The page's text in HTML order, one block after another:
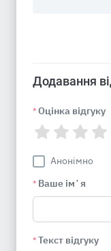
Додавання
* Оцінка відгуку
Анонімно
* Ваше імʼя
* Текст відгуку